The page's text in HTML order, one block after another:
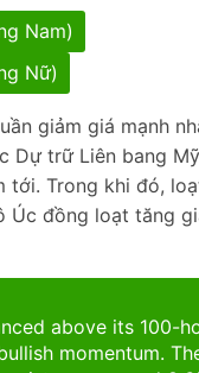
Nam)
Nữ)
giảm giá mạnh
Dự trữ Liên bang
tới. Trong khi đó,
Úc đồng loạt tăng
above its 100-
momentum.